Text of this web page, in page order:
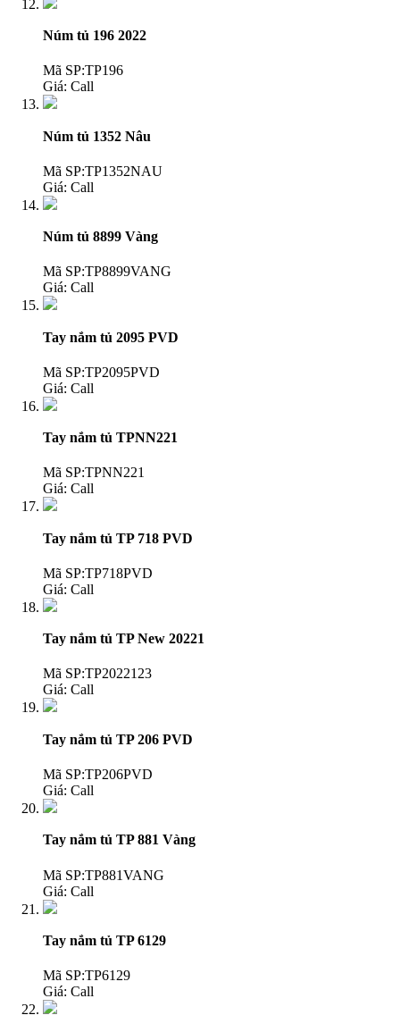
Núm tủ 196 2022
Mã SP:TP196
Giá: Call
Núm tủ 1352 Nâu
Mã SP:TP1352NAU
Giá: Call
Núm tủ 8899 Vàng
Mã SP:TP8899VANG
Giá: Call
Tay nắm tủ 2095 PVD
Mã SP:TP2095PVD
Giá: Call
Tay nắm tủ TPNN221
Mã SP:TPNN221
Giá: Call
Tay nắm tủ TP 718 PVD
Mã SP:TP718PVD
Giá: Call
Tay nắm tủ TP New 20221
Mã SP:TP2022123
Giá: Call
Tay nắm tủ TP 206 PVD
Mã SP:TP206PVD
Giá: Call
Tay nắm tủ TP 881 Vàng
Mã SP:TP881VANG
Giá: Call
Tay nắm tủ TP 6129
Mã SP:TP6129
Giá: Call